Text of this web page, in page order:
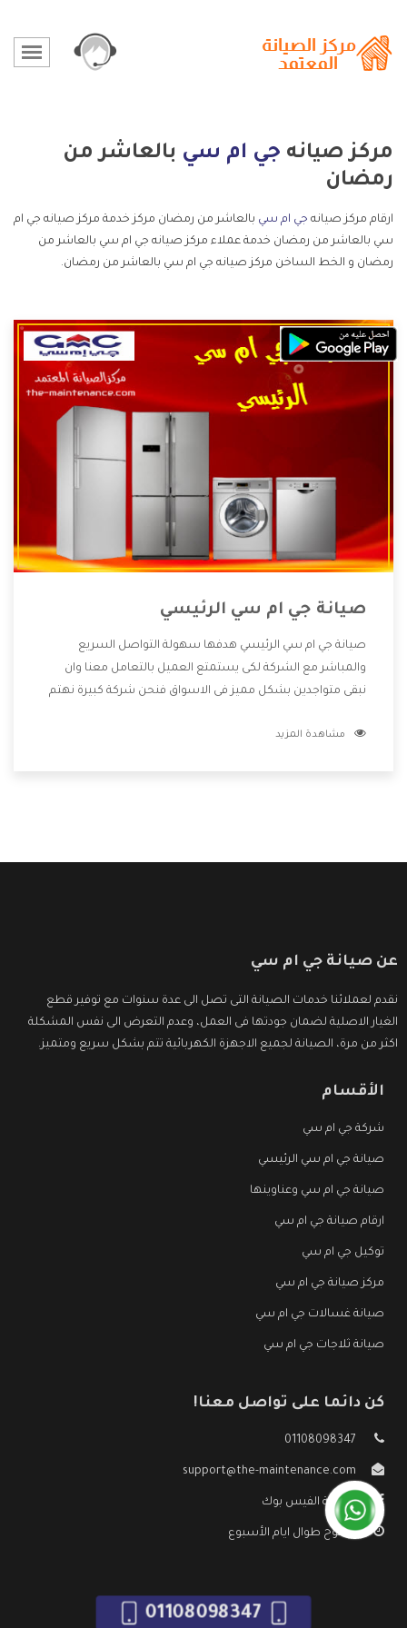
مركز صيانه جي ام سي بالعاشر من
رمضان
ارقام مركز صيانه جي ام سي بالعاشر من رمضان مركز خدمة مركز صيانه جي ام
سي بالعاشر من رمضان خدمة عملاء مركز صيانه جي ام سي بالعاشر من
رمضان و الخط الساخن مركز صيانه جي ام سي بالعاشر من رمضان.
صيانة جي ام سي الرئيسي
صيانة جي ام سي الرئيسي هدفها سهولة التواصل السريع
والمباشر مع الشركة لكى يستمتع العميل بالتعامل معنا وان
نبقى متواجدين بشكل مميز فى الاسواق فنحن شركة كبيرة نهتم
الشركة بها والتى تكون منها خدمة الصيانة التى تكون من أهم
مشاهدة المزيد
عن صيانة جي ام سي
نقدم لعملائنا خدمات الصيانة التى تصل الى عدة سنوات مع توفير قطع
الغيار الاصلية لضمان جودتها فى العمل، وعدم التعرض الى نفس المشكلة
اكثر من مرة، الصيانة لجميع الاجهزة الكهربائية تتم بشكل سريع ومتميز.
الأقسام
شركة جي ام سي
صيانة جي ام سي الرئيسي
صيانة جي ام سي وعناوينها
ارقام صيانة جي ام سي
توكيل جي ام سي
مركز صيانة جي ام سي
صيانة غسالات جي ام سي
صيانة ثلاجات جي ام سي
كن دائما على تواصل معنا!
01108098347
support@the-maintenance.com
صفحة الفيس بوك
مفتوح طوال ايام الأسبوع
01108098347